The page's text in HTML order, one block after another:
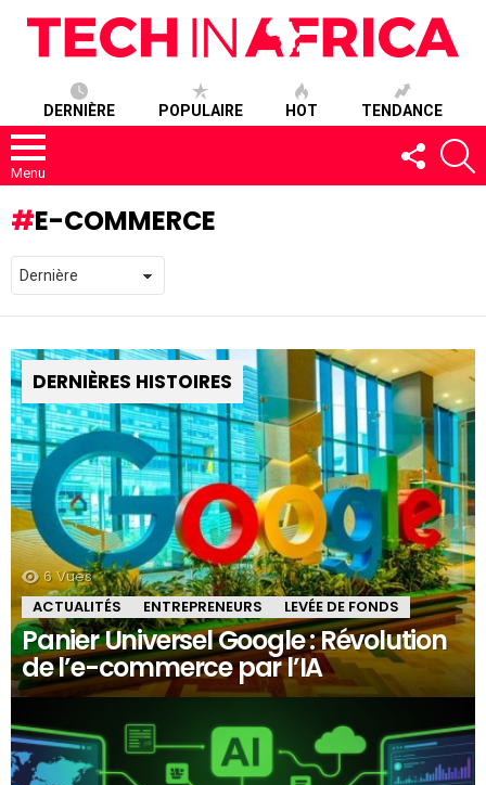
DERNIÈRE POPULAIRE HOT TENDANCE
Menu
SUIVEZ-
NOUS
E-COMMERCE
DERNIÈRES HISTOIRES
6 Vues
ACTUALITÉS
ENTREPRENEURS LEVÉE DE FONDS
Panier Universel Google : Révolution
de l’e-commerce par l’IA